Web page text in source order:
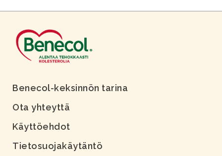
Benecol-keksinnön tarina
Ota yhteyttä
Käyttöehdot
Tietosuojakäytäntö